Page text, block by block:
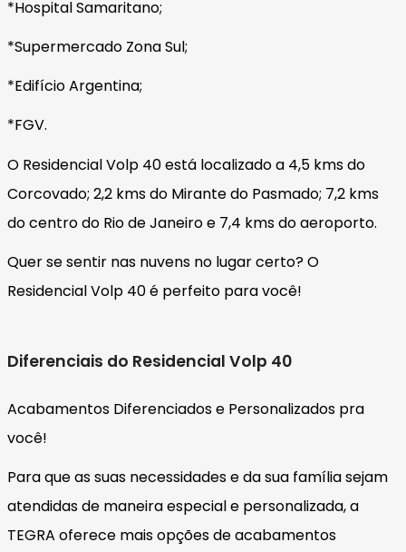
*Hospital Samaritano;
*Supermercado Zona Sul;
*Edifício Argentina;
*FGV.
O Residencial Volp 40 está localizado a 4,5 kms do
Corcovado; 2,2 kms do Mirante do Pasmado; 7,2 kms
do centro do Rio de Janeiro e 7,4 kms do aeroporto.
Quer se sentir nas nuvens no lugar certo? O
Residencial Volp 40 é perfeito para você!
Diferenciais do Residencial Volp 40
Acabamentos Diferenciados e Personalizados pra
você!
Para que as suas necessidades e da sua família sejam
atendidas de maneira especial e personalizada, a
TEGRA oferece mais opções de acabamentos